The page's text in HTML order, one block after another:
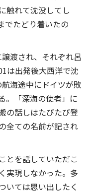
触れて沈没してし
でたどり着いたの
渡され、それぞれ呂
は出発後大西洋で沈
海途中にドイツが敗
。「深海の使者」に
の話しはたびたび登
全ての名前が記され
とを話していただこ
実現しなかった。多
いては思い出したく